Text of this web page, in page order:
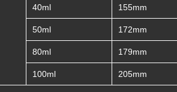
40ml 155mm
50ml 172mm
80ml 179mm
100ml 205mm